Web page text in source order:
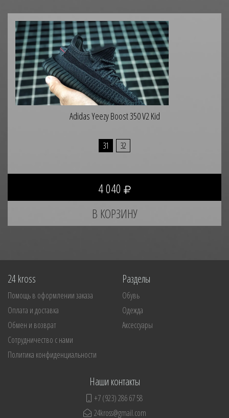
Adidas Yeezy Boost 350 V2 Kid
31 32
4 040
24 kross
Помощь в оформлении заказа
Оплата и доставка
Обмен и возврат
Сотрудничество с нами
Политика конфиденциальности
Разделы
Обувь
Одежда
Аксессуары
Наши контакты
+7 (923) 286 67 58
24kross@gmail.com